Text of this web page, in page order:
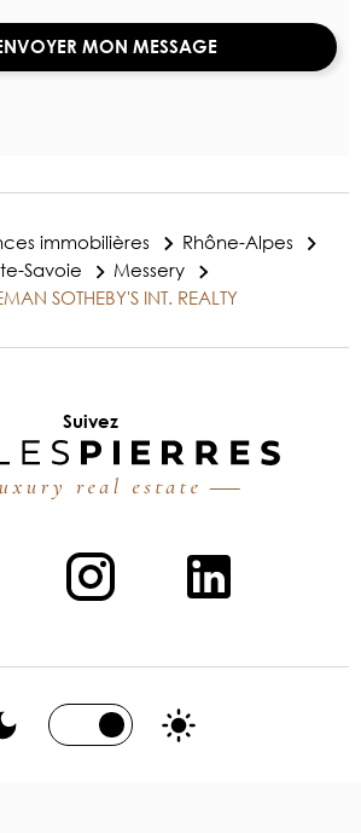
MON MESSAGE
immobilières
Rhône-Alpes
Savoie
Messery
SOTHEBY'S INT. REALTY
Suivez